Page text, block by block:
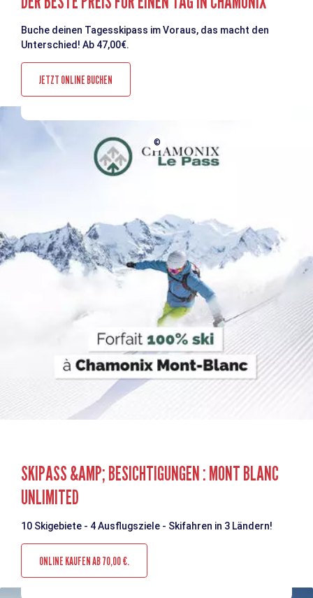
Buche deinen Tagesskipass im Voraus, das macht den
Unterschied! Ab 47,00€.
JETZT ONLINE BUCHEN
©
SKIPASS &AMP; BESICHTIGUNGEN : MONT BLANC
UNLIMITED
10 Skigebiete - 4 Ausflugsziele - Skifahren in 3 Ländern!
ONLINE KAUFEN AB 70,00 €.